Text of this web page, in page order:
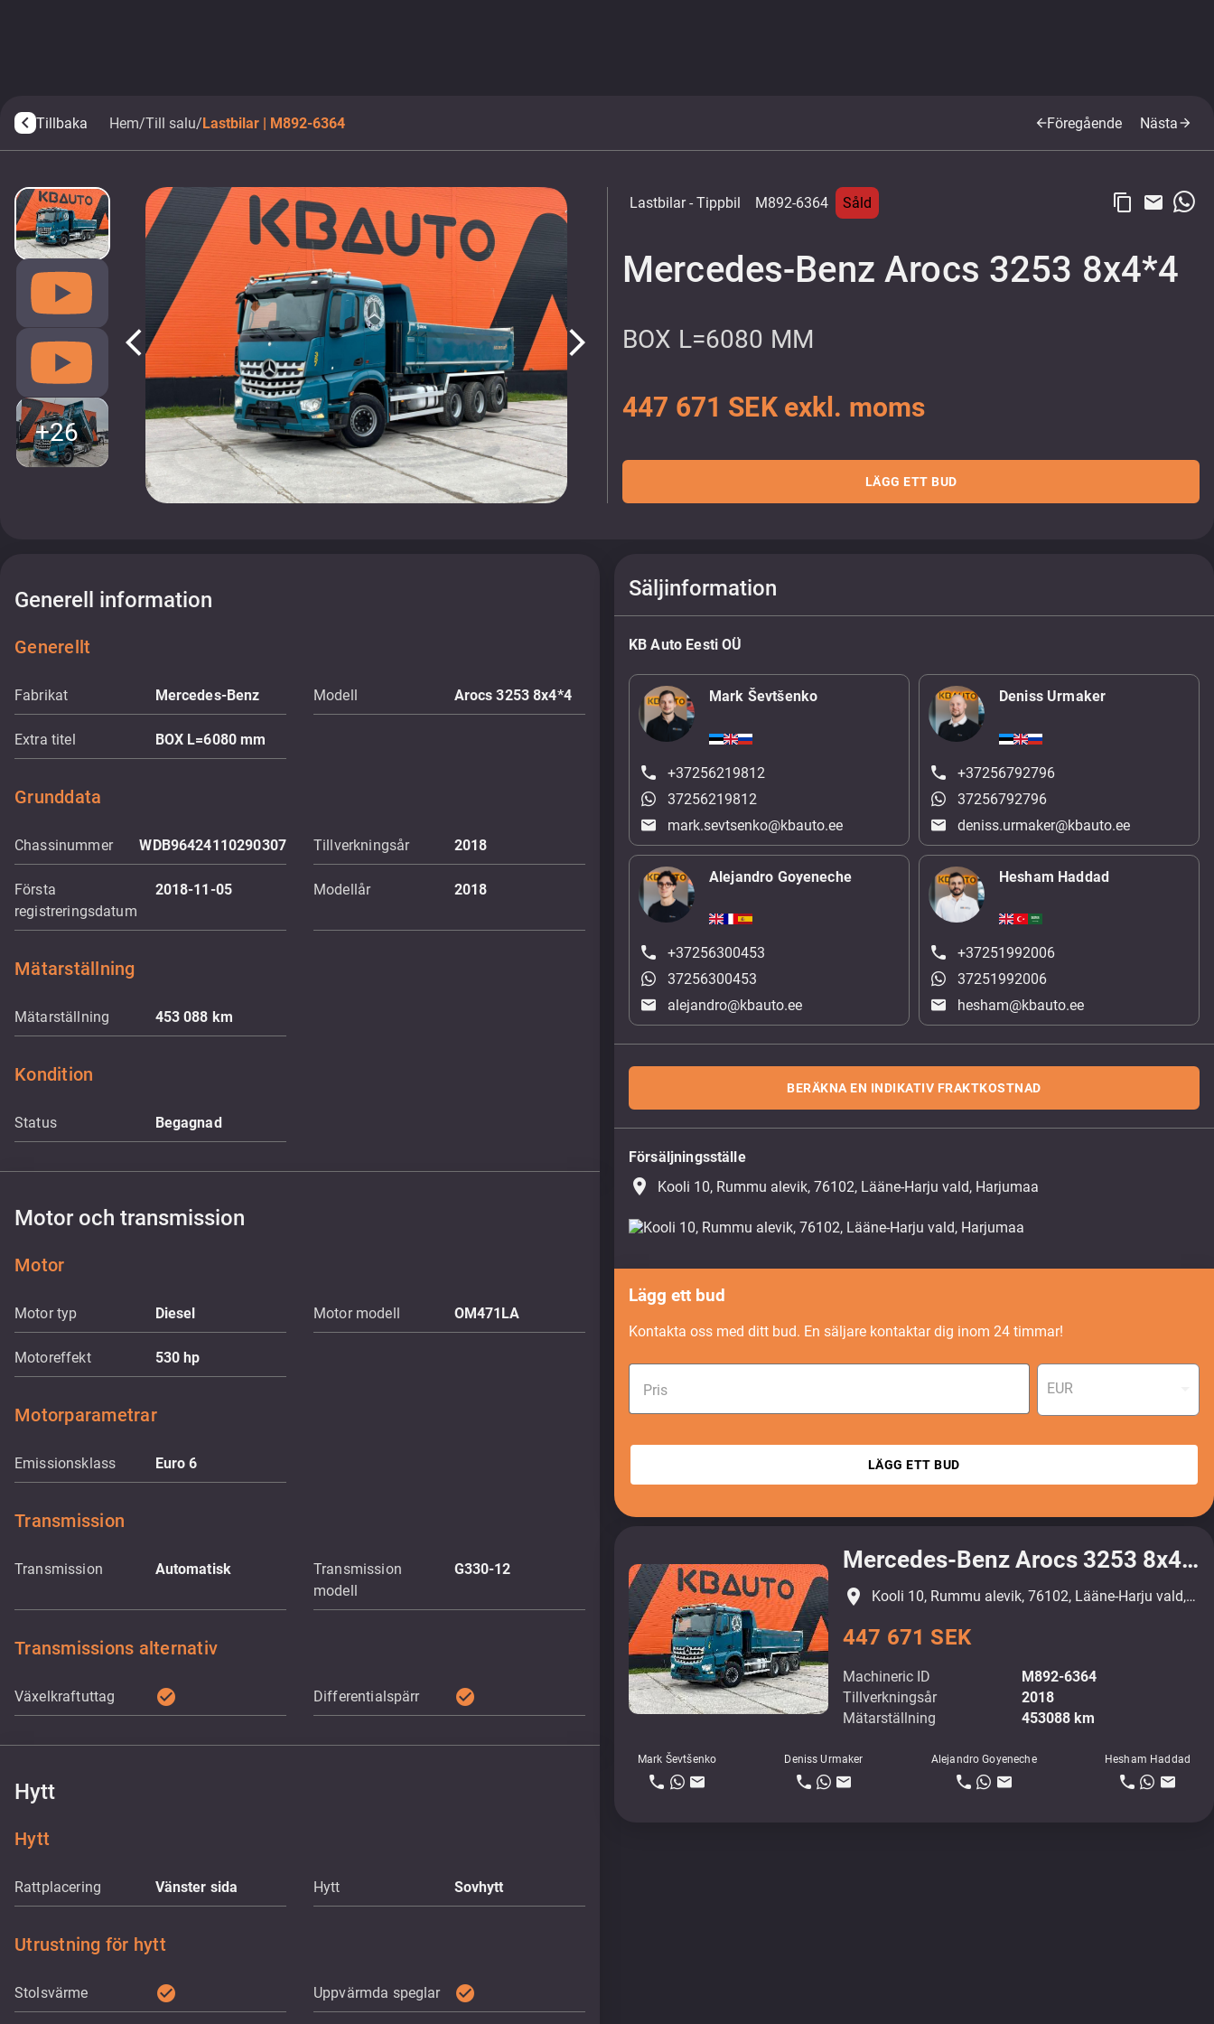
arrow_back_ios Tillbaka Hem/Till salu/Lastbilar | M892-6364 arrow_backFöregående Nästaarrow_forward
arrow_back_ios arrow_forward_ios
+26
Lastbilar- Tippbil M892-6364 Såld content_copy email
Mercedes-Benz Arocs 3253 8x4*4
BOX L=6080 MM
447 671 SEK exkl. moms
LÄGG ETT BUD
Generell information
Generellt
Fabrikat Mercedes-Benz Modell Arocs 3253 8x4*4
Extra titel BOX L=6080 mm
Grunddata
Chassinummer WDB96424110290307 Tillverkningsår 2018
Första
registreringsdatum
2018-11-05 Modellår 2018
Mätarställning
Mätarställning 453 088 km
Kondition
Status Begagnad
Motor och transmission
Motor
Motor typ Diesel Motor modell OM471LA
Motoreffekt 530hp
Motorparametrar
Emissionsklass Euro 6
Transmission
Transmission Automatisk
Transmission
modell
G330-12
Transmissions alternativ
Växelkraftuttag check_circle Differentialspärr check_circle
Hytt
Hytt
Rattplacering Vänster sida Hytt Sovhytt
Utrustning för hytt
Stolsvärme check_circle Uppvärmda speglar check_circle
Säljinformation
KB Auto Eesti OÜ
Mark Ševtšenko
+37256219812
37256219812
mark.sevtsenko@kbauto.ee
Deniss Urmaker
+37256792796
37256792796
deniss.urmaker@kbauto.ee
Alejandro Goyeneche
+37256300453
37256300453
alejandro@kbauto.ee
Hesham Haddad
+37251992006
37251992006
hesham@kbauto.ee
BERÄKNA EN INDIKATIV FRAKTKOSTNAD
Försäljningsställe
place Kooli 10, Rummu alevik, 76102, Lääne-Harju vald, Harjumaa
Lägg ett bud
Kontakta oss med ditt bud. En säljare kontaktar dig inom 24 timmar!
Pris EUR
LÄGG ETT BUD
Mercedes-Benz Arocs 3253 8x4*4
Machineric ID
M892-6364
Tillverkningsår
2018
Mätarställning
453088 km
Mark Ševtšenko Deniss Urmaker Alejandro Goyeneche Hesham Haddad
447 671 SEK
place Kooli 10, Rummu alevik, 76102, Lääne-Harju vald, Harjumaa